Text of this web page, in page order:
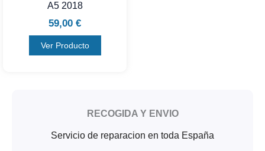
A5 2018
59,00 €
Ver Producto
RECOGIDA Y ENVIO
Servicio de reparacion en toda España